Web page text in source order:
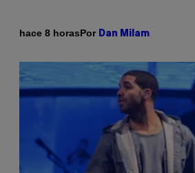
hace 8 horasPor Dan Milam